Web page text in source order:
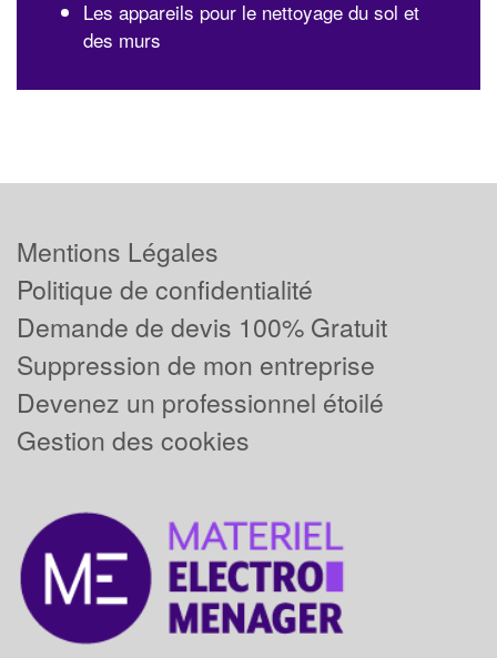
Les appareils pour le nettoyage du sol et
des murs
Mentions Légales
Politique de confidentialité
Demande de devis 100% Gratuit
Suppression de mon entreprise
Devenez un professionnel étoilé
Gestion des cookies